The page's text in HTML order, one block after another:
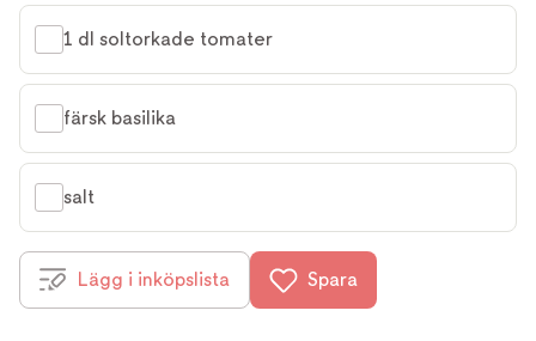
1 dl soltorkade tomater
färsk basilika
salt
Lägg i inköpslista Spara